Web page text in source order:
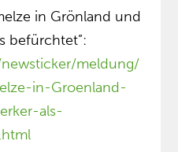
in Grönland und
befürchtet”:
meldung/
in-Groenland-
als-